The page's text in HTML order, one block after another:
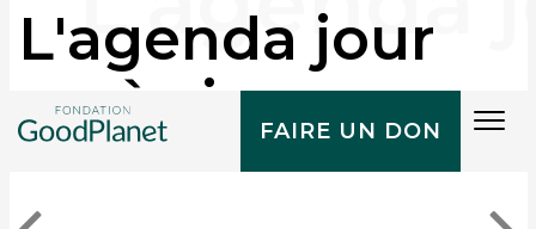
FAIRE UN DON
L'agenda jour
après jour